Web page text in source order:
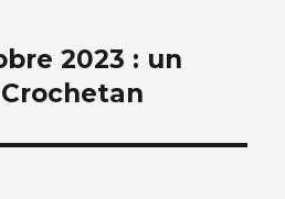
2023 : un